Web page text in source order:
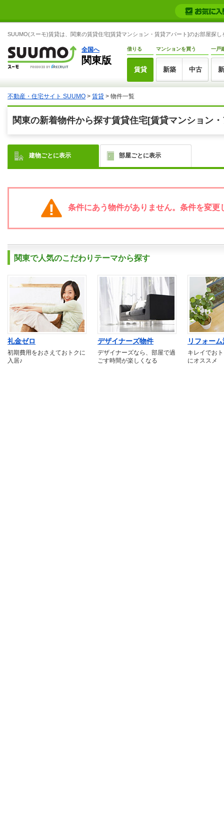
SUUMO(スーモ)賃貸は、関東の賃貸住宅[賃貸マンション・賃貸アパート]のお部屋探
全国へ
関東版
借りる
賃貸
マンションを買う
新築 中古
一戸
不動産・住宅サイト SUUMO > 賃貸 > 物件一覧
関東の新着物件から探す賃貸住宅[賃貸マンション
建物ごとに表示 部屋ごとに表示
条件にあう物件がありません。条件を変更
関東で人気のこだわりテーマから探す
礼金ゼロ
初期費用をおさえておトクに
入居♪
デザイナーズ物件
デザイナーズなら、部屋で過
ごす時間が楽しくなる
リフォー
キレイでお
にオススメ